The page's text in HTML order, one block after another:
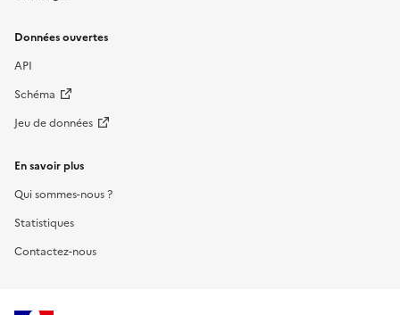
Données ouvertes
API
Schéma
Jeu de données
En savoir plus
Qui sommes-nous ?
Statistiques
Contactez-nous